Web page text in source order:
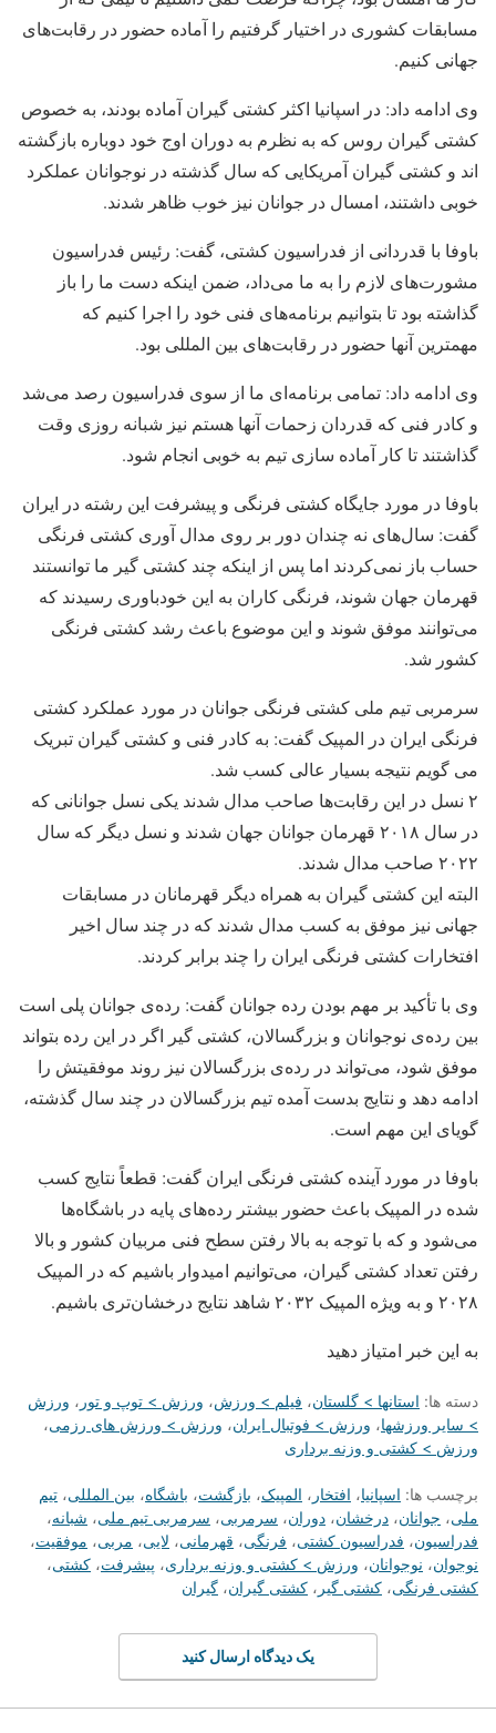
مسابقات کشوری در اختیار گرفتیم را آماده حضور در رقابت‌های
جهانی کنیم.
وی ادامه داد: در اسپانیا اکثر کشتی گیران آماده بودند، به خصوص
کشتی گیران روس که به نظرم به دوران اوج خود دوباره بازگشته
اند و کشتی گیران آمریکایی که سال گذشته در نوجوانان عملکرد
خوبی داشتند، امسال در جوانان نیز خوب ظاهر شدند.
باوفا با قدردانی از فدراسیون کشتی، گفت: رئیس فدراسیون
مشورت‌های لازم را به ما می‌داد، ضمن اینکه دست ما را باز
گذاشته بود تا بتوانیم برنامه‌های فنی خود را اجرا کنیم که
مهمترین آنها حضور در رقابت‌های بین المللی بود.
وی ادامه داد: تمامی برنامه‌ای ما از سوی فدراسیون رصد می‌شد
و کادر فنی که قدردان زحمات آنها هستم نیز شبانه روزی وقت
گذاشتند تا کار آماده سازی تیم به خوبی انجام شود.
باوفا در مورد جایگاه کشتی فرنگی و پیشرفت این رشته در ایران
گفت: سال‌های نه چندان دور بر روی مدال آوری کشتی فرنگی
حساب باز نمی‌کردند اما پس از اینکه چند کشتی گیر ما توانستند
قهرمان جهان شوند، فرنگی کاران به این خودباوری رسیدند که
می‌توانند موفق شوند و این موضوع باعث رشد کشتی فرنگی
کشور شد.
سرمربی تیم ملی کشتی فرنگی جوانان در مورد عملکرد کشتی
فرنگی ایران در المپیک گفت: به کادر فنی و کشتی گیران تبریک
می گویم نتیجه بسیار عالی کسب شد.
۲ نسل در این رقابت‌ها صاحب مدال شدند یکی نسل جوانانی که
در سال ۲۰۱۸ قهرمان جوانان جهان شدند و نسل دیگر که سال
۲۰۲۲ صاحب مدال شدند.
البته این کشتی گیران به همراه دیگر قهرمانان در مسابقات
جهانی نیز موفق به کسب مدال شدند که در چند سال اخیر
افتخارات کشتی فرنگی ایران را چند برابر کردند.
وی با تأکید بر مهم بودن رده جوانان گفت: رده‌ی جوانان پلی است
بین رده‌ی نوجوانان و بزرگسالان، کشتی گیر اگر در این رده بتواند
موفق شود، می‌تواند در رده‌ی بزرگسالان نیز روند موفقیتش را
ادامه دهد و نتایج بدست آمده تیم بزرگسالان در چند سال گذشته،
گویای این مهم است.
باوفا در مورد آینده کشتی فرنگی ایران گفت: قطعاً نتایج کسب
شده در المپیک باعث حضور بیشتر رده‌های پایه در باشگاه‌ها
می‌شود و که با توجه به بالا رفتن سطح فنی مربیان کشور و بالا
رفتن تعداد کشتی گیران، می‌توانیم امیدوار باشیم که در المپیک
۲۰۲۸ و به ویژه المپیک ۲۰۳۲ شاهد نتایج درخشان‌تری باشیم.
به این خبر امتیاز دهید
دسته ها: استانها > گلستان، فیلم > ورزش، ورزش > توپ و تور ، ورزش
> سایر ورزشها، ورزش > فوتبال ایران، ورزش > ورزش های رزمی،
ورزش > کشتی و وزنه برداری
برچسب ها: اسپانیا، افتخار ، المپیک، بازگشت، باشگاه، بین المللی، تیم
ملی، جوانان، درخشان، دوران، سرمربی، سرمربی تیم ملی، شبانه،
فدراسیون، فدراسیون کشتی، فرنگی، قهرمانی، لایی، مربی، موفقیت،
نوجوان، نوجوانان، ورزش > کشتی و وزنه برداری، پیشرفت، کشتی،
کشتی فرنگی، کشتی گیر ، کشتی گیران، گیران
یک دیدگاه ارسال کنید